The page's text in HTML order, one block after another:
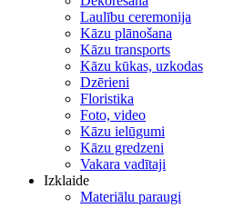
Laulību ceremonija
Kāzu plānošana
Kāzu transports
Kāzu kūkas, uzkodas
Dzērieni
Floristika
Foto, video
Kāzu ielūgumi
Kāzu gredzeni
Vakara vadītaji
Izklaide
Materiālu paraugi